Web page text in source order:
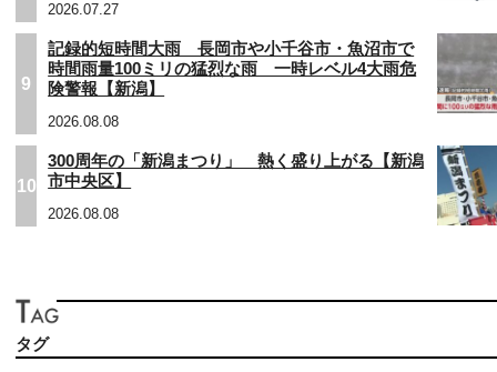
2026.07.27
9
記録的短時間大雨 長岡市や小千谷市・魚沼市で
時間雨量100ミリの猛烈な雨 一時レベル4大雨危
険警報【新潟】
2026.08.08
10
300周年の「新潟まつり」 熱く盛り上がる【新潟
市中央区】
2026.08.08
タグ